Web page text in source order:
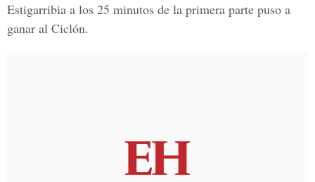
Estigarribia a los 25 minutos de la primera parte puso a
ganar al Ciclón.